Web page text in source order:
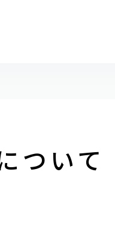
ついて